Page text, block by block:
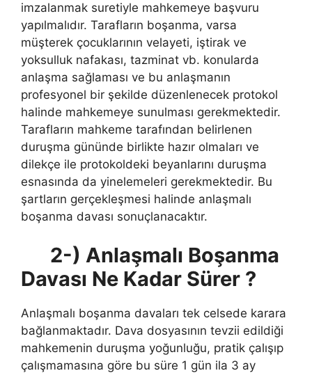
imzalanmak suretiyle mahkemeye başvuru
yapılmalıdır. Tarafların boşanma, varsa
müşterek çocuklarının velayeti, iştirak ve
yoksulluk nafakası, tazminat vb. konularda
anlaşma sağlaması ve bu anlaşmanın
profesyonel bir şekilde düzenlenecek protokol
halinde mahkemeye sunulması gerekmektedir.
Tarafların mahkeme tarafından belirlenen
duruşma gününde birlikte hazır olmaları ve
dilekçe ile protokoldeki beyanlarını duruşma
esnasında da yinelemeleri gerekmektedir. Bu
şartların gerçekleşmesi halinde anlaşmalı
boşanma davası sonuçlanacaktır.
2-) Anlaşmalı Boşanma
Davası Ne Kadar Sürer ?
Anlaşmalı boşanma davaları tek celsede karara
bağlanmaktadır. Dava dosyasının tevzii edildiği
mahkemenin duruşma yoğunluğu, pratik çalışıp
çalışmamasına göre bu süre 1 gün ila 3 ay